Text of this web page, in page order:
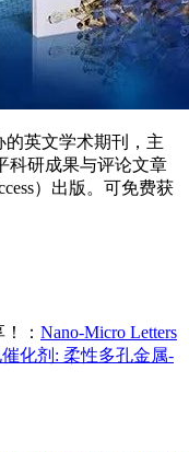
的英文学术期刊，主
科研成果与评论文章
）出版。可免费获
： Nano-Micro Letters
化剂: 柔性多孔金属-